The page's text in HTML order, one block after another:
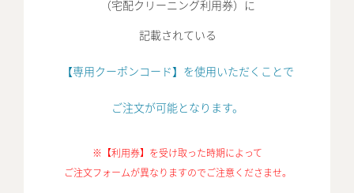
（宅配クリーニング利用券）に
記載されている
【専用クーポンコード】を使用いただくことで
ご注文が可能となります。
※【利用券】を受け取った時期によって
ご注文フォームが異なりますのでご注意くださませ。